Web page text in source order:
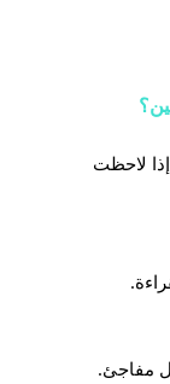
لاحظت
مفاجئ.